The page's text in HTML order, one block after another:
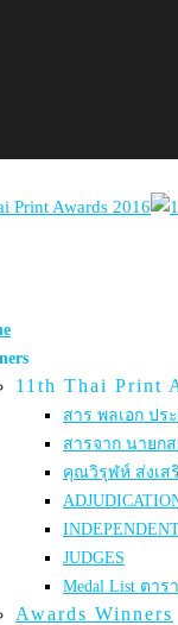
11th Thai Print
สาร พลเอก ป
สารจาก นายก
คุณวิรุฬห์ ส่งเส
JUDGES
Medal List ตา
Awards Winners